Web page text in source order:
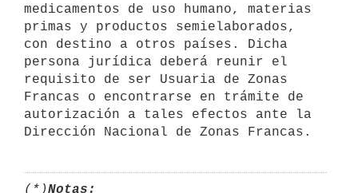
medicamentos de uso humano, materias
primas y productos semielaborados,
con destino a otros países. Dicha
persona jurídica deberá reunir el
requisito de ser Usuaria de Zonas
Francas o encontrarse en trámite de
autorización a tales efectos ante la
(*)Notas: